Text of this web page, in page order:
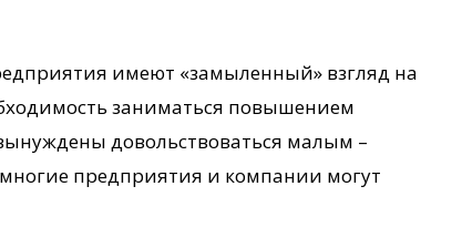
имеют «замыленный» взгляд на
заниматься повышением
довольствоваться малым –
предприятия и компании могут